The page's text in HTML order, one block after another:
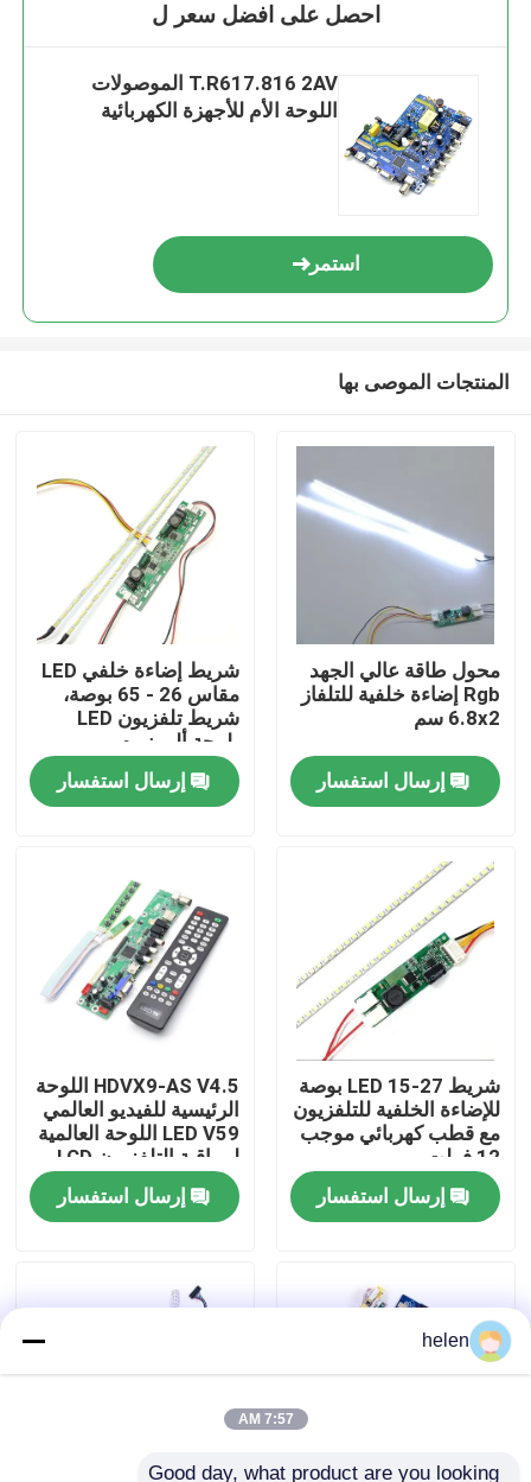
الصفحة الرئيسية
منتجات
معلومات عنا
جولة في المصنع
مراقبة الجودة
اتصل بنا
القضايا
وحدة لوحة مكبر
احصل على افضل سعر ل
T.R617.816 2AV الموصولات
اللوحة الأم للأجهزة الكهربائية
استمر
المنتجات الموصى بها
محول طاقة عالي الجهد
Rgb إضاءة خلفية للتلفاز
6.8x2 سم
إرسال استفسار
شريط إضاءة خلفي LED
مقاس 26 - 65 بوصة،
شريط تلفزيون LED
بلوحة ألومنيوم
إرسال استفسار
شريط LED 15-27 بوصة
للإضاءة الخلفية للتلفزيون
مع قطب كهربائي موجب
12 فولت
إرسال استفسار
HDVX9-AS V4.5 اللوحة
الرئيسية للفيديو العالمي
LED V59 اللوحة العالمية
لمراقبة التلفزيون LCD
LED
إرسال استفسار
helen
7:57 AM
Good day, what product are you looking